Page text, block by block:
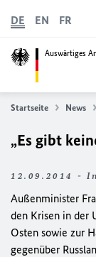
Auswärtiges
DE EN FR
Startseite News
„Es gibt
12.09.2014 -
Außenminister
den Krisen in der
Osten sowie zur
gegenüber